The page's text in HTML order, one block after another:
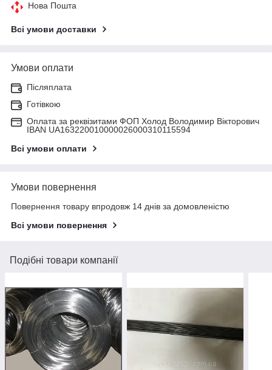
Нова Пошта
Всі умови доставки
Умови оплати
Післяплата
Готівкою
Оплата за реквізитами ФОП Холод Володимир Вікторович
IBAN UA163220010000026000310115594
Всі умови оплати
Умови повернення
Повернення товару впродовж 14 днів за домовленістю
Всі умови повернення
Подібні товари компанії